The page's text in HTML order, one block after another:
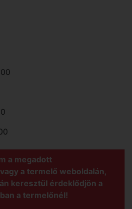
a megadott
a termelő weboldalán,
keresztül érdeklődjön a
a termelőnél!